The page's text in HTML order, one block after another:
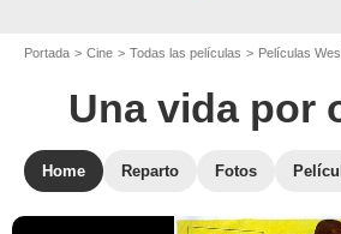
Portada Cine Todas las películas Películas
Una vida por
Home Reparto Fotos